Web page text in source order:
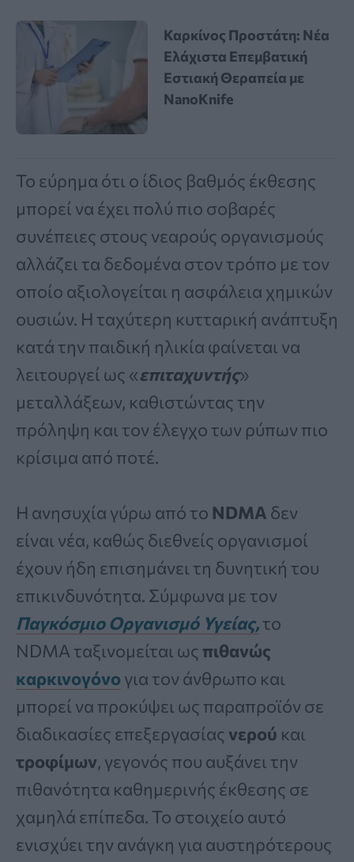
Καρκίνος Προστάτη: Νέα
Ελάχιστα Επεμβατική
Εστιακή Θεραπεία με
NanoKnife
Το εύρημα ότι ο ίδιος βαθμός έκθεσης
μπορεί να έχει πολύ πιο σοβαρές
συνέπειες στους νεαρούς οργανισμούς
αλλάζει τα δεδομένα στον τρόπο με τον
οποίο αξιολογείται η ασφάλεια χημικών
ουσιών. Η ταχύτερη κυτταρική ανάπτυξη
κατά την παιδική ηλικία φαίνεται να
λειτουργεί ως «επιταχυντής»
μεταλλάξεων, καθιστώντας την
πρόληψη και τον έλεγχο των ρύπων πιο
κρίσιμα από ποτέ.
Η ανησυχία γύρω από το NDMA δεν
είναι νέα, καθώς διεθνείς οργανισμοί
έχουν ήδη επισημάνει τη δυνητική του
επικινδυνότητα. Σύμφωνα με τον
Παγκόσμιο Οργανισμό Υγείας,το
NDMA ταξινομείται ως πιθανώς
καρκινογόνο για τον άνθρωπο και
μπορεί να προκύψει ως παραπροϊόν σε
διαδικασίες επεξεργασίαςνερού και
τροφίμων, γεγονός που αυξάνει την
πιθανότητα καθημερινής έκθεσης σε
χαμηλά επίπεδα. Το στοιχείο αυτό
ενισχύει την ανάγκη για αυστηρότερους